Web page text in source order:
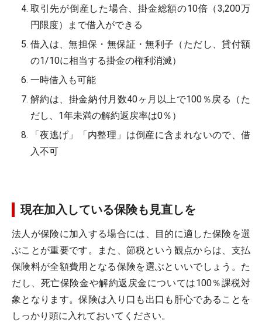
取引先が倒産した場合、掛金総額の10倍（3,200万
円限度）まで借入ができる
借入は、無担保・無保証・無利子（ただし、貸付額
の1/10に相当する掛金の権利消滅）
一時借入も可能
解約は、掛金納付月数40ヶ月以上で100％戻る（た
だし、1年未満の解約返戻率は0％）
「夜逃げ」「内整理」は倒産に含まれないので、借
入不可
現在加入している保険も見直しを
法人が保険に加入する場合には、目的に適した保険を選
ぶことが重要です。また、節税という観点からは、支払
保険料が全額費用となる保険を選ぶといいでしょう。た
だし、死亡保険金や解約返戻金については100％課税対
象となります。保険は入り口も出口も肝心であることを
しっかり頭に入れておいてください。